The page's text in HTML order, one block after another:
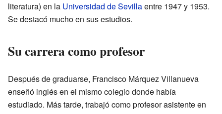
literatura) en la Universidad de Sevillaentre 1947 y 1953.
Se destacó mucho en sus estudios.
Su carrera como profesor
Después de graduarse, Francisco Márquez Villanueva
enseñó inglés en el mismo colegio donde había
estudiado. Más tarde, trabajó como profesor asistente en